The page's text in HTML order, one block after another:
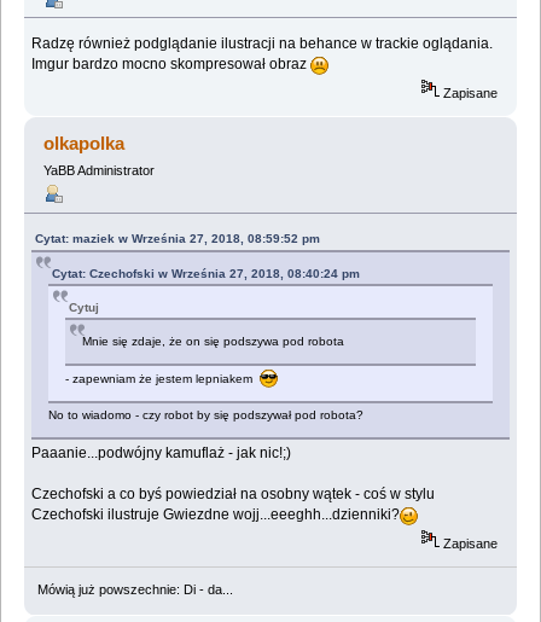
Radzę również podglądanie ilustracji na behance w trackie oglądania.
Imgur bardzo mocno skompresował obraz
Zapisane
olkapolka
YaBB Administrator
Cytat: maziek w Września 27, 2018, 08:59:52 pm
Cytat: Czechofski w Września 27, 2018, 08:40:24 pm
Cytuj
Mnie się zdaje, że on się podszywa pod robota
- zapewniam że jestem lepniakem
No to wiadomo - czy robot by się podszywał pod robota?
Paaanie...podwójny kamuflaż - jak nic!;)
Czechofski a co byś powiedział na osobny wątek - coś w stylu
Czechofski ilustruje Gwiezdne wojj...eeeghh...dzienniki?
Zapisane
Mówią już powszechnie: Di - da...